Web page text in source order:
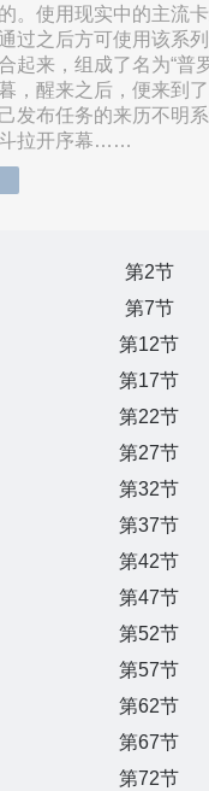
。使用现实中的主流
过之后方可使用该系
起来，组成了名为“普
，醒来之后，便来到了
发布任务的来历不明
斗拉开序幕……
第2节
第7节
第12节
第17节
第22节
第27节
第32节
第37节
第42节
第47节
第52节
第57节
第62节
第67节
第72节